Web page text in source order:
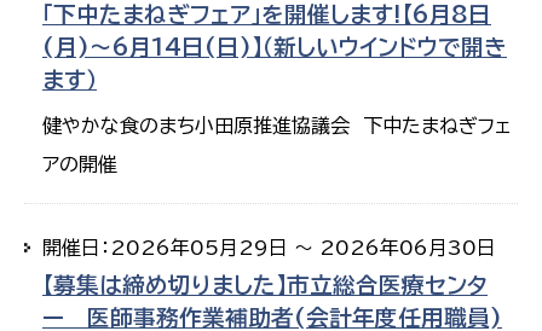
「下中たまねぎフェア」を開催します!【6月8日
(月)～6月14日(日)】（新しいウインドウで開き
ます）
健やかな食のまち小田原推進協議会 下中たまねぎフェ
アの開催
開催日：2026年05月29日 ～ 2026年06月30日
【募集は締め切りました】市立総合医療センタ
ー 医師事務作業補助者(会計年度任用職員)